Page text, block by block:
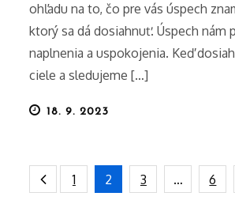
ohľadu na to, čo pre vás úspech
ktorý sa dá dosiahnuť. Úspech nám
naplnenia a uspokojenia. Keď
ciele a sledujeme […]
Posted
18. 9. 2023
Stránkování
1 2 3 … 6